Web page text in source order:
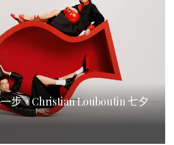
步，Christian Louboutin 七夕